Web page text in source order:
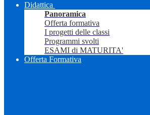
Didattica
Panoramica
Offerta formativa
I progetti delle classi
Programmi svolti
ESAMI di MATURITA'
Offerta Formativa